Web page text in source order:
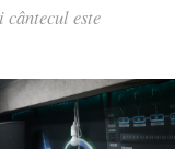
este